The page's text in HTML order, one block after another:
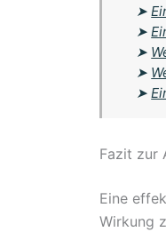
➤
➤
➤
➤
➤
Fazit zur
Eine
Wirkung